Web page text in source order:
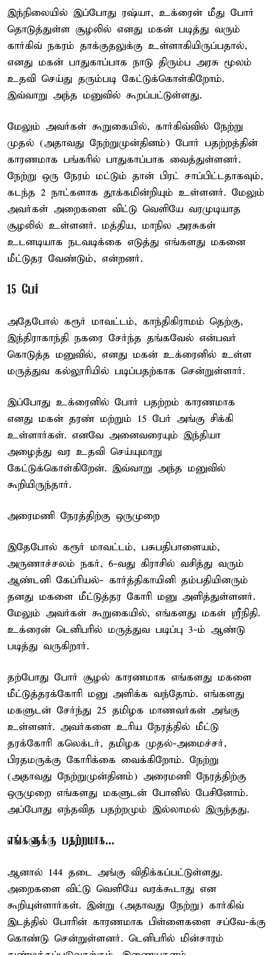
இந்நிலையில் இப்போது ரஷ்யா, உக்ரைன் மீது போர்
தொடுத்துள்ள சூழலில் எனது மகன் படித்து வரும்
கார்கிவ் நகரம் தாக்குதலுக்கு உள்ளாகியிருப்பதால்,
எனது மகன் பாதுகாப்பாக நாடு திரும்ப அரசு மூலம்
உதவி செய்து தரும்படி கேட்டுக்கொள்கிறோம்.
இவ்வாறு அந்த மனுவில் கூறப்பட்டுள்ளது.
மேலும் அவர்கள் கூறுகையில், கார்கிவ்வில் நேற்று
முதல் (அதாவது நேற்றுமுன்தினம்) போர் பதற்றத்தின்
காரணமாக பங்கரில் பாதுகாப்பாக வைத்துள்ளனர்.
நேற்று ஒரு நேரம் மட்டும் தான் பிரட் சாப்பிட்டதாகவும்,
கடந்த 2 நாட்களாக தூக்கமின்றியும் உள்ளனர். மேலும்
அவர்கள் அறைகளை விட்டு வெளியே வரமுடியாத
சூழலில் உள்ளனர். மத்திய, மாநில அரசுகள்
உடனடியாக நடவடிக்கை எடுத்து எங்களது மகனை
மீட்டுதர வேண்டும், என்றனர்.
15 பேர்
அதேபோல் கரூர் மாவட்டம், காந்திகிராமம் தெற்கு,
இந்திராகாந்தி நகரை சேர்ந்த தங்கவேல் என்பவர்
கொடுத்த மனுவில், எனது மகன் உக்ரைனில் உள்ள
மருத்துவ கல்லூரியில் படிப்பதற்காக சென்றுள்ளார்.
இப்போது உக்ரைனில் போர் பதற்றம் காரணமாக
எனது மகன் தரண் மற்றும் 15 பேர் அங்கு சிக்கி
உள்ளார்கள். எனவே அனைவரையும் இந்தியா
அழைத்து வர உதவி செய்யுமாறு
கேட்டுக்கொள்கிறேன். இவ்வாறு அந்த மனுவில்
கூறியிருந்தார்.
அரைமணி நேரத்திற்கு ஒருமுறை
இதேபோல் கரூர் மாவட்டம், பசுபதிபாளையம்,
அருணாச்சலம் நகர், 6-வது கிராசில் வசித்து வரும்
ஆண்டனி கேப்ரியல்- கார்த்திகாயினி தம்பதியினரும்
தனது மகளை மீட்டுத்தர கோரி மனு அளித்துள்ளனர்.
மேலும் அவர்கள் கூறுகையில், எங்களது மகள் ஸ்ரீநிதி.
உக்ரைன் டெனிபரில் மருத்துவ படிப்பு 3-ம் ஆண்டு
படித்து வருகிறார்.
தற்போது போர் சூழல் காரணமாக எங்களது மகளை
மீட்டுத்தரக்கோரி மனு அளிக்க வந்தோம். எங்களது
மகளுடன் சேர்ந்து 25 தமிழக மாணவர்கள் அங்கு
உள்ளனர். அவர்களை உரிய நேரத்தில் மீட்டு
தரக்கோரி கலெக்டர், தமிழக முதல்-அமைச்சர்,
பிரதமருக்கு கோரிக்கை வைக்கிறோம். நேற்று
(அதாவது நேற்றுமுன்தினம்) அரைமணி நேரத்திற்கு
ஒருமுறை எங்களது மகளுடன் போனில் பேசினோம்.
அப்போது எந்தவித பதற்றமும் இல்லாமல் இருந்தது.
எங்களுக்கு பதற்றமாக...
ஆனால் 144 தடை அங்கு விதிக்கப்பட்டுள்ளது.
அறைகளை விட்டு வெளியே வரக்கூடாது என
கூறியுள்ளார்கள். இன்று (அதாவது நேற்று) கார்கிவ்
இடத்தில் போரின் காரணமாக பிள்ளைகளை சப்வே-க்கு
கொண்டு சென்றுள்ளனர். டெனிபரில் மின்சாரம்